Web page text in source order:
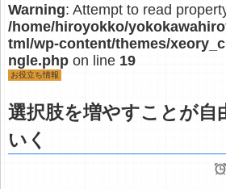
Warning: Attempt to read
/home/hiroyokko/
tml/wp-content/themes/
ngle.phpon line 19
お役立ち情報
選択肢を増やすことが自
いく